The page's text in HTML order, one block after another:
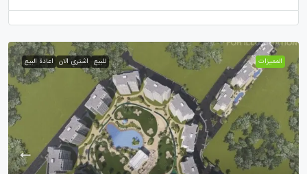
الممیزات للبيع اشتري الان اعادة البيع